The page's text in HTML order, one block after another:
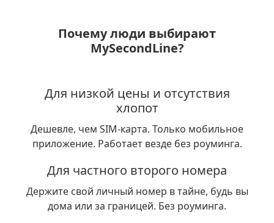
Почему люди выбирают
MySecondLine?
Для низкой цены и отсутствия
хлопот
Дешевле, чем SIM-карта. Только мобильное
приложение. Работает везде без роуминга.
Для частного второго номера
Держите свой личный номер в тайне, будь вы
дома или за границей. Без роуминга.